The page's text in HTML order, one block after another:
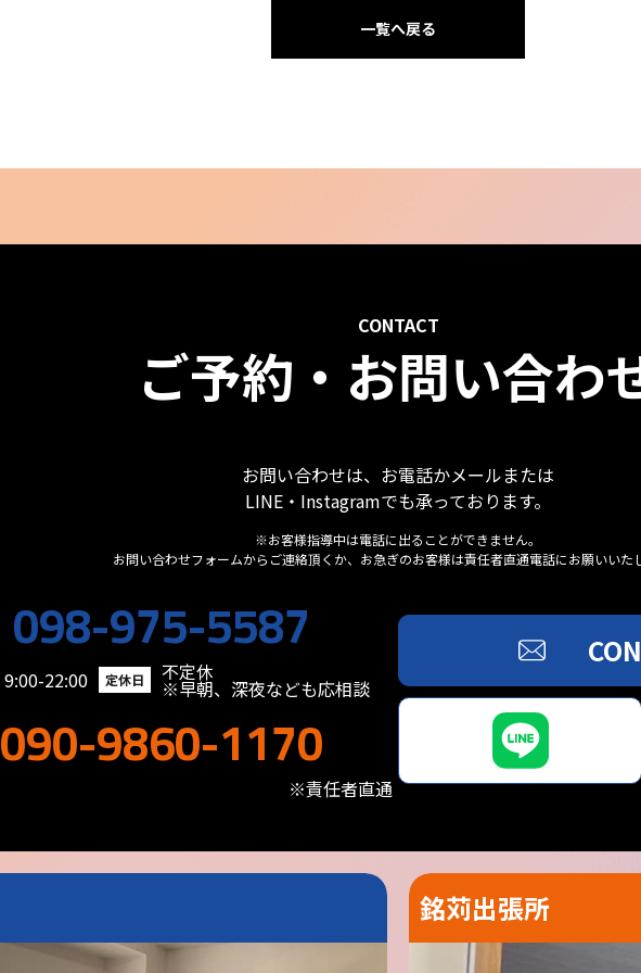
一覧へ戻る
CONTACT
ご予約・お問い合わ
お問い合わせは、お電話かメールまたは
LINE・Instagramでも承っております。
※お客様指導中は電話に出ることができません。
お問い合わせフォームからご連絡頂くか、お急ぎのお客様は責任者直通電話にお願いいた
098-975-5587
9:00-22:00 定休日 不定休
※早朝、深夜なども応相談
090-9860-1170
※責任者直通
銘苅出張所